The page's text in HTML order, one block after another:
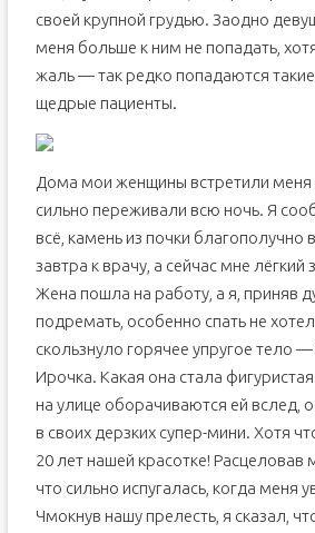
своей крупной грудью. Заодно
меня больше к ним не попадать,
жаль — так редко попадаются
щедрые пациенты.
Дома мои женщины встретили меня
сильно переживали всю ночь. Я
всё, камень из почки благополучно
завтра к врачу, а сейчас мне лёгкий
Жена пошла на работу, а я, приняв
подремать, особенно спать не
скользнуло горячее упругое тело
Ирочка. Какая она стала
на улице оборачиваются ей вслед,
в своих дерзких супер-мини. Хотя
20 лет нашей красотке! Расцеловав
что сильно испугалась, когда меня
Чмокнув нашу прелесть, я сказал,